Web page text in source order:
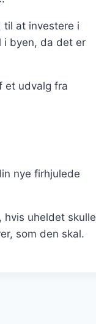
til at investere i
i byen, da det er
et udvalg fra
nye firhjulede
uheldet skulle
som den skal.